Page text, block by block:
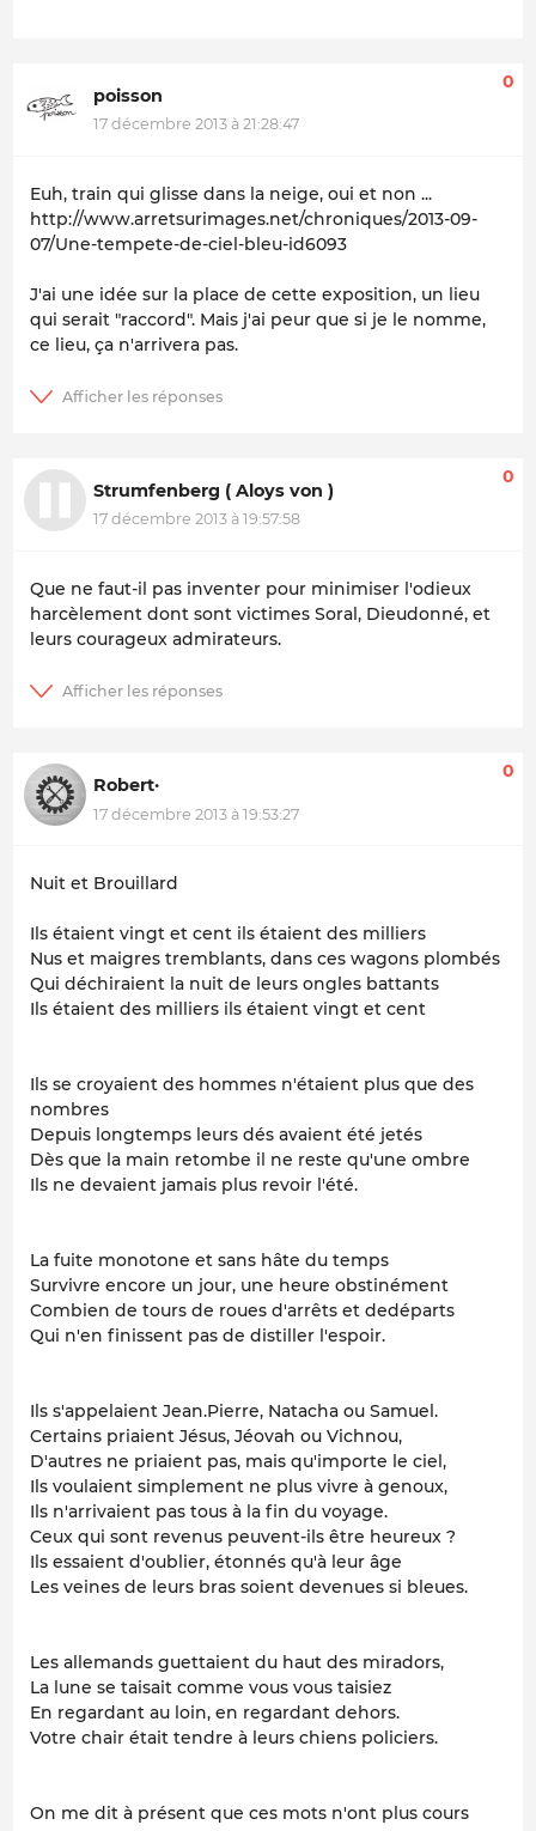
poisson
17 décembre 2013 à 21:28:47
0
Euh, train qui glisse dans la neige, oui et non ...
http://www.arretsurimages.net/chroniques/2013-09-
07/Une-tempete-de-ciel-bleu-id6093
J'ai une idée sur la place de cette exposition, un lieu
qui serait "raccord". Mais j'ai peur que si je le nomme,
ce lieu, ça n'arrivera pas.
Strumfenberg ( Aloys von )
17 décembre 2013 à 19:57:58
0
Que ne faut-il pas inventer pour minimiser l'odieux
harcèlement dont sont victimes Soral, Dieudonné, et
leurs courageux admirateurs.
Robert·
17 décembre 2013 à 19:53:27
0
Nuit et Brouillard
Ils étaient vingt et cent ils étaient des milliers
Nus et maigres tremblants, dans ces wagons plombés
Qui déchiraient la nuit de leurs ongles battants
Ils étaient des milliers ils étaient vingt et cent
Ils se croyaient des hommes n'étaient plus que des
nombres
Depuis longtemps leurs dés avaient été jetés
Dès que la main retombe il ne reste qu'une ombre
Ils ne devaient jamais plus revoir l'été.
La fuite monotone et sans hâte du temps
Survivre encore un jour, une heure obstinément
Combien de tours de roues d'arrêts et dedéparts
Qui n'en finissent pas de distiller l'espoir.
Ils s'appelaient Jean.Pierre, Natacha ou Samuel.
Certains priaient Jésus, Jéovah ou Vichnou,
D'autres ne priaient pas, mais qu'importe le ciel,
Ils voulaient simplement ne plus vivre à genoux,
Ils n'arrivaient pas tous à la fin du voyage.
Ceux qui sont revenus peuvent-ils être heureux ?
Ils essaient d'oublier, étonnés qu'à leur âge
Les veines de leurs bras soient devenues si bleues.
Les allemands guettaient du haut des miradors,
La lune se taisait comme vous vous taisiez
En regardant au loin, en regardant dehors.
Votre chair était tendre à leurs chiens policiers.
On me dit à présent que ces mots n'ont plus cours